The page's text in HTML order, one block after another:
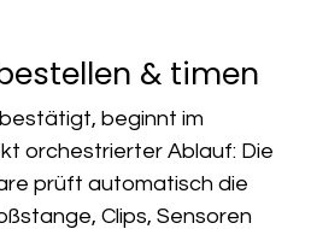
& timen
beginnt im
orchestrierter Ablauf: Die
prüft automatisch die
Clips, Sensoren